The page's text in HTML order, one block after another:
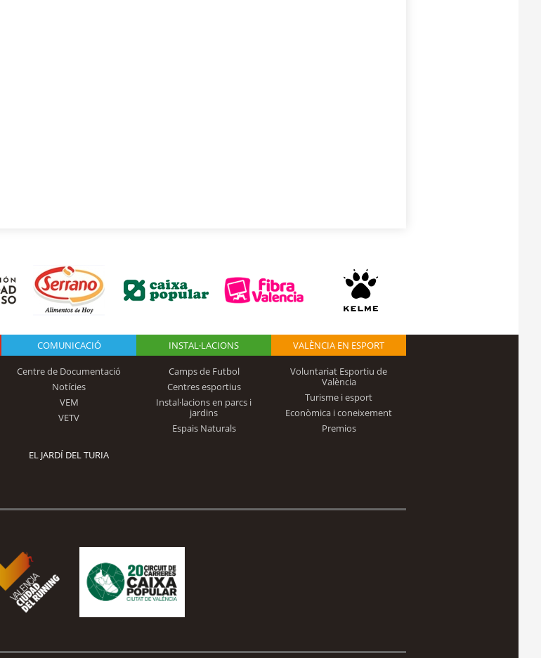
COMUNICACIÓ
Centre de Documentació
Notícies
VEM
VETV
INSTAL·LACIONS
Camps de Futbol
Centres esportius
Instal·lacions en parcs i
jardins
Espais Naturals
VALÈNCIA EN ESPORT
Voluntariat Esportiu de
València
Turisme i esport
Econòmica i coneixement
Premios
EL JARDÍ DEL TURIA